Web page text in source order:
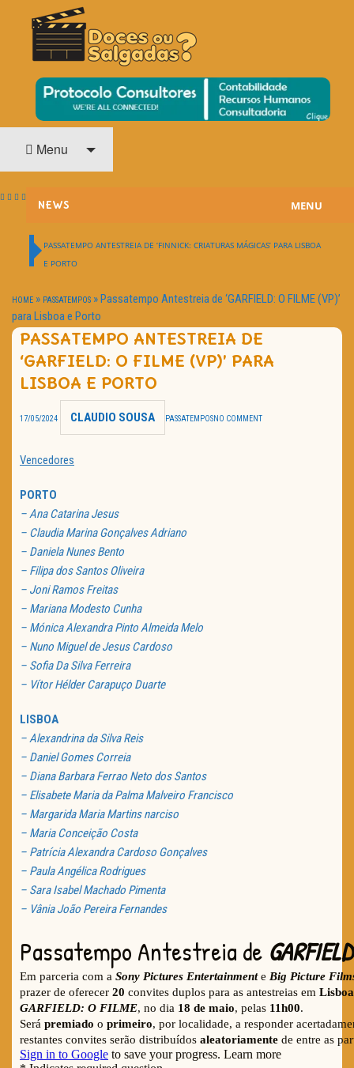
DOCES OU SALGADAS?
O Cinema? Uma Paixão!!
Menu
NEWS
HOME CINEMA
NOTA PESSOAL
TRAILER DO DIA
Política de Privacidade
MENU
PASSATEMPO ANTESTREIA DE ‘FINNICK: CRIATURAS MÁGICAS’ PARA LISBOA
E PORTO
HOME » PASSATEMPOS »Passatempo Antestreia de ‘GARFIELD: O FILME (VP)’
para Lisboa e Porto
PASSATEMPO ANTESTREIA DE
‘GARFIELD: O FILME (VP)’ PARA
LISBOA E PORTO
17/05/2024 CLAUDIO SOUSA PASSATEMPOSNO COMMENT
Vencedores
PORTO
– Ana Catarina Jesus
– Claudia Marina Gonçalves Adriano
– Daniela Nunes Bento
– Filipa dos Santos Oliveira
– Joni Ramos Freitas
– Mariana Modesto Cunha
– Mónica Alexandra Pinto Almeida Melo
– Nuno Miguel de Jesus Cardoso
– Sofia Da Silva Ferreira
– Vítor Hélder Carapuço Duarte
LISBOA
– Alexandrina da Silva Reis
– Daniel Gomes Correia
– Diana Barbara Ferrao Neto dos Santos
– Elisabete Maria da Palma Malveiro Francisco
– Margarida Maria Martins narciso
– Maria Conceição Costa
– Patrícia Alexandra Cardoso Gonçalves
– Paula Angélica Rodrigues
– Sara Isabel Machado Pimenta
– Vânia João Pereira Fernandes